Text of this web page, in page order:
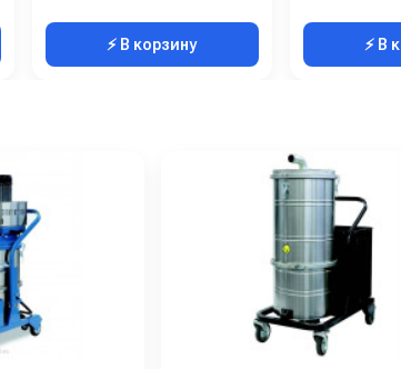
⚡ В корзину ⚡ В